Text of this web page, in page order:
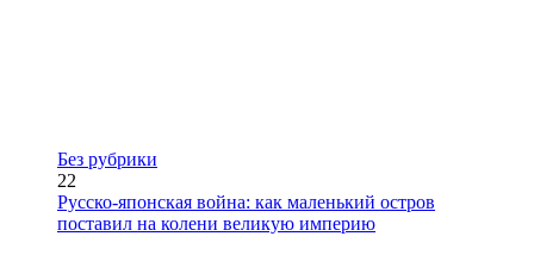
Без рубрики
22
Русско-японская война: как маленький остров
поставил на колени великую империю